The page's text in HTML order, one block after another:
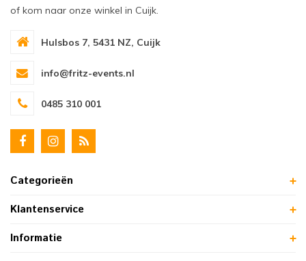
of kom naar onze winkel in Cuijk.
Hulsbos 7, 5431 NZ, Cuijk
info@fritz-events.nl
0485 310 001
Categorieën
Klantenservice
Informatie